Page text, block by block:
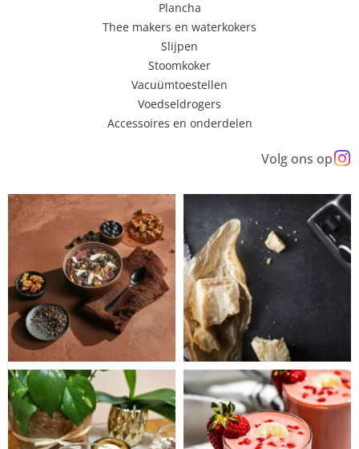
Plancha
Thee makers en waterkokers
Slijpen
Stoomkoker
Vacuümtoestellen
Voedseldrogers
Accessoires en onderdelen
Volg ons op